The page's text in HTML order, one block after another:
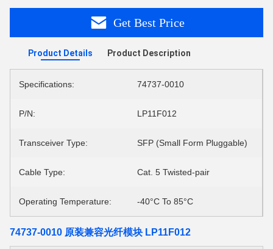
Get Best Price
Product Details Product Description
Specifications: 74737-0010
P/N: LP11F012
Transceiver Type: SFP (Small Form Pluggable)
Cable Type: Cat. 5 Twisted-pair
Operating Temperature: -40°C To 85°C
74737-0010 原装兼容光纤模块 LP11F012